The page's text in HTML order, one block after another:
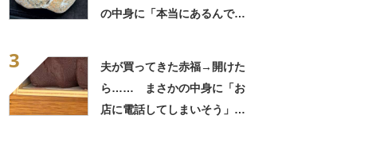
の中身に「本当にあるんです
3
夫が買ってきた赤福→開けた
ら…… まさかの中身に「お
店に電話してしまいそう」